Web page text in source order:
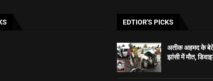
EDTIOR'S PICKS
अतीक अहमद के
झांसी में मौत,